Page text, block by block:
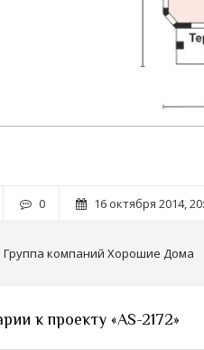
0 16 октября 2014,
Группа компаний Хорошие Дома
к проекту «AS-2172»